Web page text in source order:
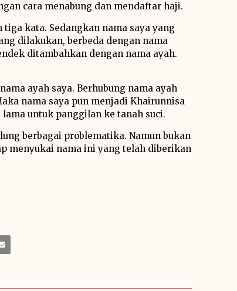
cara menabung dan mendaftar haji.
kata. Sedangkan nama saya yang
dilakukan, berbeda dengan nama
ditambahkan dengan nama ayah.
ayah saya. Berhubung nama ayah
nama saya pun menjadi Khairunnisa
untuk panggilan ke tanah suci.
berbagai problematika. Namun bukan
menyukai nama ini yang telah diberikan